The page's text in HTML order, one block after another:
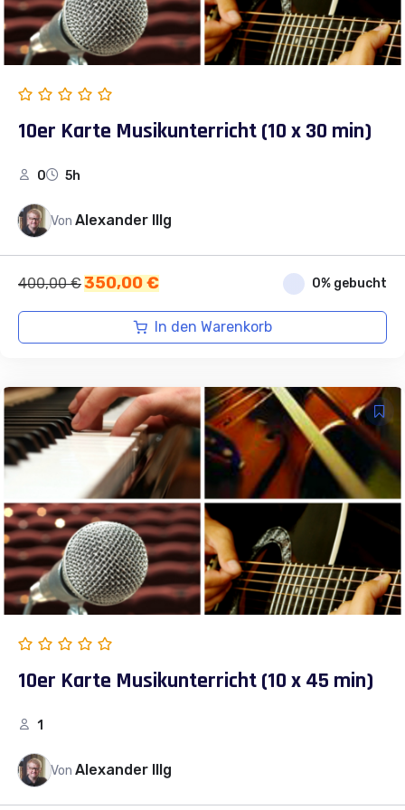
10er Karte Musikunterricht (10 x 30 min)
0 5h
Von Alexander Illg
400,00€Ursprünglicher
400,00 €
350,00€Aktueller
ist:
350,00 €.
0% gebucht
In den Warenkorb
10er Karte Musikunterricht (10 x 45 min)
1
Von Alexander Illg